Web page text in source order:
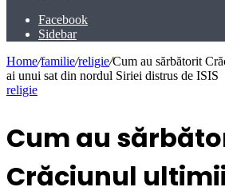
Facebook
Sidebar
Home/familie/religie/Cum au sărbătorit
ai unui sat din nordul Siriei distrus de ISIS
religie
Cum au
Crăciunul